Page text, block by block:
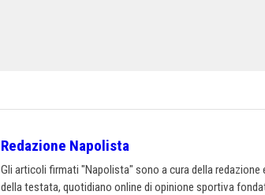
Redazione Napolista
Gli articoli firmati "Napolista" sono a cura della
della testata, quotidiano online di opinione sportiva